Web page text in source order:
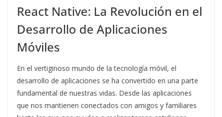
React Native: La Revolución en el
Desarrollo de Aplicaciones
Móviles
En el vertiginoso mundo de la tecnología móvil, el
desarrollo de aplicaciones se ha convertido en una parte
fundamental de nuestras vidas. Desde las aplicaciones
que nos mantienen conectados con amigos y familiares